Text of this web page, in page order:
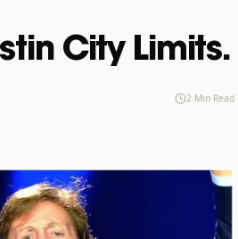
City Limits.
2 Min Read